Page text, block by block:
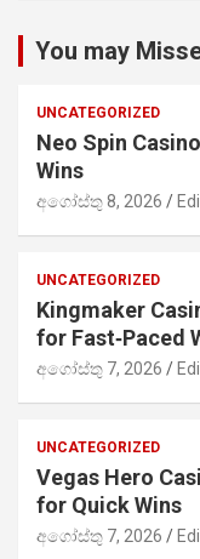
You may
UNCATEGORIZED
Neo Spin
Wins
අගෝස්තු 8, 2026
UNCATEGORIZED
Kingmaker
for Fast‑Paced
අගෝස්තු 7, 2026
UNCATEGORIZED
Vegas Hero
for Quick Wins
අගෝස්තු 7, 2026